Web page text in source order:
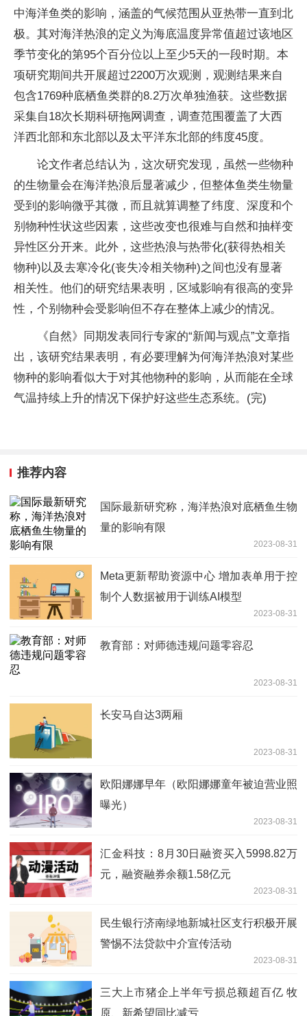
中海洋鱼类的影响，涵盖的气候范围从亚热带一直到北
极。其对海洋热浪的定义为海底温度异常值超过该地区
季节变化的第95个百分位以上至少5天的一段时期。本
项研究期间共开展超过2200万次观测，观测结果来自
包含1769种底栖鱼类群的8.2万次单独渔获。这些数据
采集自18次长期科研拖网调查，调查范围覆盖了大西
洋西北部和东北部以及太平洋东北部的纬度45度。
论文作者总结认为，这次研究发现，虽然一些物种
的生物量会在海洋热浪后显著减少，但整体鱼类生物量
受到的影响微乎其微，而且就算调整了纬度、深度和个
别物种性状这些因素，这些改变也很难与自然和抽样变
异性区分开来。此外，这些热浪与热带化(获得热相关
物种)以及去寒冷化(丧失冷相关物种)之间也没有显著
相关性。他们的研究结果表明，区域影响有很高的变异
性，个别物种会受影响但不存在整体上减少的情况。
《自然》同期发表同行专家的“新闻与观点”文章指
出，该研究结果表明，有必要理解为何海洋热浪对某些
物种的影响看似大于对其他物种的影响，从而能在全球
气温持续上升的情况下保护好这些生态系统。(完)
推荐内容
国际最新研究称，海洋热浪对底栖鱼生物
量的影响有限
2023-08-31
Meta更新帮助资源中心 增加表单用于控
制个人数据被用于训练AI模型
2023-08-31
教育部：对师德违规问题零容忍
2023-08-31
长安马自达3两厢
2023-08-31
欧阳娜娜早年（欧阳娜娜童年被迫营业照
曝光）
2023-08-31
汇金科技：8月30日融资买入5998.82万
元，融资融券余额1.58亿元
2023-08-31
民生银行济南绿地新城社区支行积极开展
警惕不法贷款中介宣传活动
2023-08-31
三大上市猪企上半年亏损总额超百亿 牧
原、新希望同比减亏